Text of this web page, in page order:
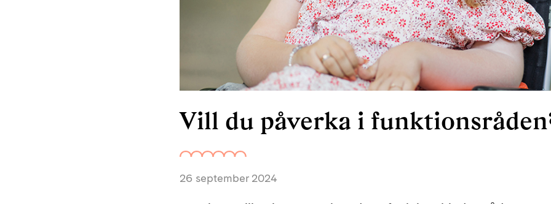
Vill du påverka i
26 september 2024